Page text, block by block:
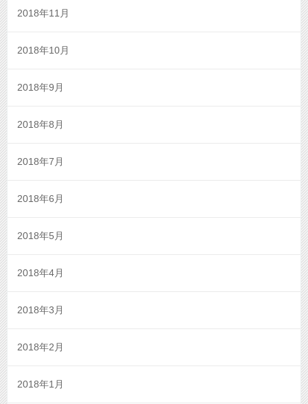
2018年11月
2018年10月
2018年9月
2018年8月
2018年7月
2018年6月
2018年5月
2018年4月
2018年3月
2018年2月
2018年1月